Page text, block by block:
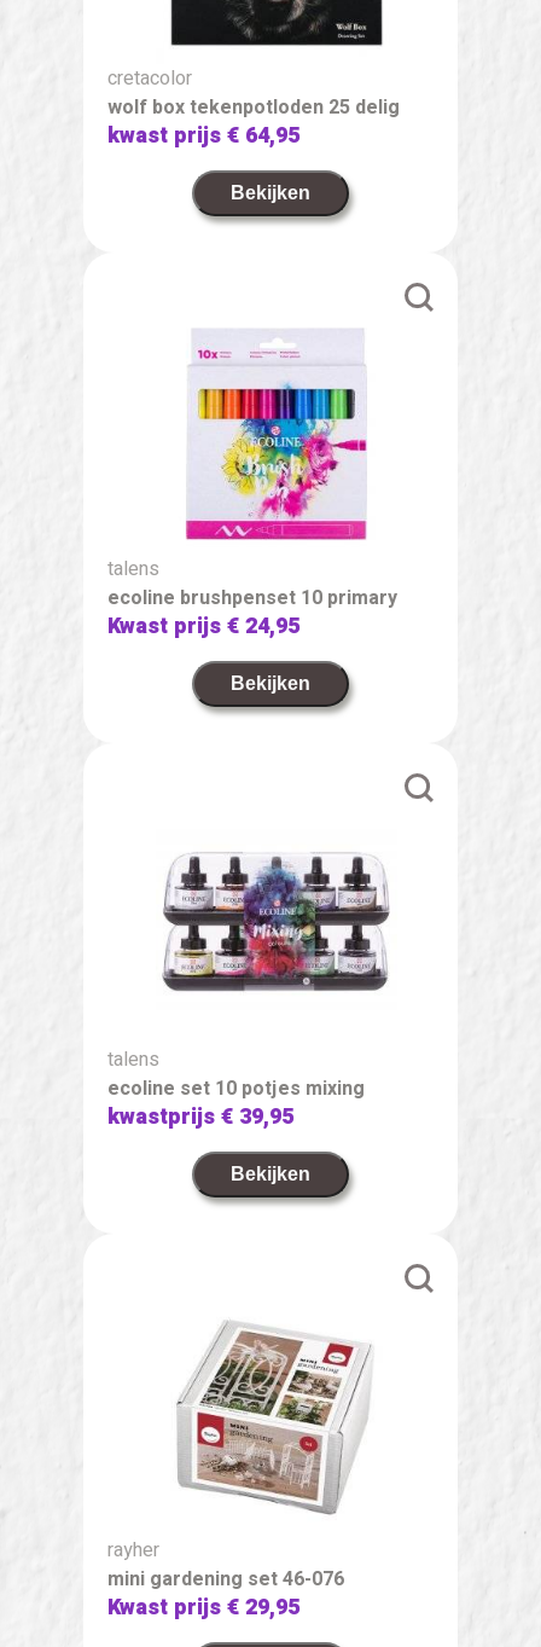
cretacolor
wolf box tekenpotloden 25 delig
kwast prijs€ 64,95
Bekijken
talens
ecoline brushpenset 10 primary
Kwast prijs€ 24,95
Bekijken
talens
ecoline set 10 potjes mixing
kwastprijs€ 39,95
Bekijken
rayher
mini gardening set 46-076
Kwast prijs€ 29,95